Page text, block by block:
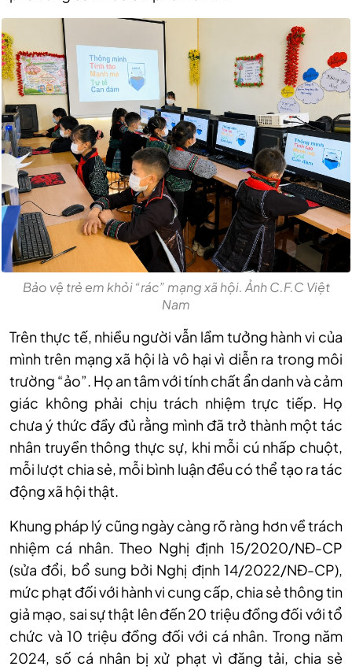
Bảo vệ trẻ em khỏi “rác” mạng xã hội. Ảnh C.F.C Việt
Nam
Trên thực tế, nhiều người vẫn lầm tưởng hành vi của
mình trên mạng xã hội là vô hại vì diễn ra trong môi
trường “ảo”. Họ an tâm với tính chất ẩn danh và cảm
giác không phải chịu trách nhiệm trực tiếp. Họ
chưa ý thức đầy đủ rằng mình đã trở thành một tác
nhân truyền thông thực sự, khi mỗi cú nhấp chuột,
mỗi lượt chia sẻ, mỗi bình luận đều có thể tạo ra tác
động xã hội thật.
Khung pháp lý cũng ngày càng rõ ràng hơn về trách
nhiệm cá nhân. Theo Nghị định 15/2020/NĐ-CP
(sửa đổi, bổ sung bởi Nghị định 14/2022/NĐ-CP),
mức phạt đối với hành vi cung cấp, chia sẻ thông tin
giả mạo, sai sự thật lên đến 20 triệu đồng đối với tổ
chức và 10 triệu đồng đối với cá nhân. Trong năm
2024, số cá nhân bị xử phạt vì đăng tải, chia sẻ